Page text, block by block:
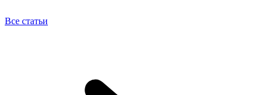
Все статьи